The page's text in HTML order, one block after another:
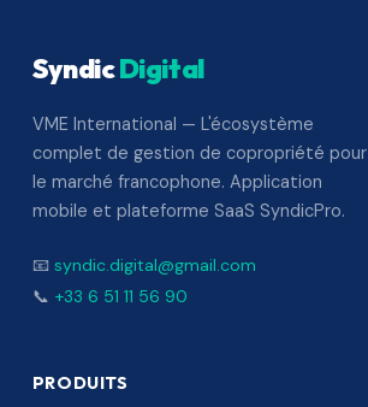
SyndicDigital
VME International — L'écosystème
complet de gestion de copropriété pour
le marché francophone. Application
mobile et plateforme SaaS SyndicPro.
📧 syndic.digital@gmail.com
📞 +33 6 51 11 56 90
PRODUITS